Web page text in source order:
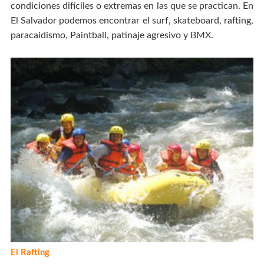
condiciones difíciles o extremas en las que se practican. En
El Salvador podemos encontrar el surf, skateboard, rafting,
paracaidismo, Paintball, patinaje agresivo y BMX.
El Rafting